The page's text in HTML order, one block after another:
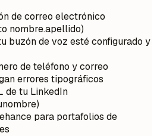
de correo electrónico
nombre.apellido)
buzón de voz esté configurado y
de teléfono y correo
errores tipográficos
de tu LinkedIn
para portafolios de